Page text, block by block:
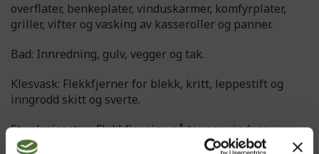
overflater, benkeplater, vinduskarmer, komfyrplater,
griller, vifter og vasking av kasseroller og panner.
Bad: Innredning, gulv, vegger og tak.
Klesvask: Flekkfjerner for blekk, kritt, leppestift og
inngrodd skitt og sverte.
Stue/spisestue: Flekkfjerning på tepper, vinduer,
utmerket for støvtørking.